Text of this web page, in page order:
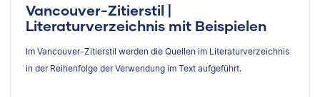
Vancouver-Zitierstil |
Literaturverzeichnis mit Beispielen
Im Vancouver-Zitierstil werden die Quellen im Literaturverzeichnis
in der Reihenfolge der Verwendung im Text aufgeführt.